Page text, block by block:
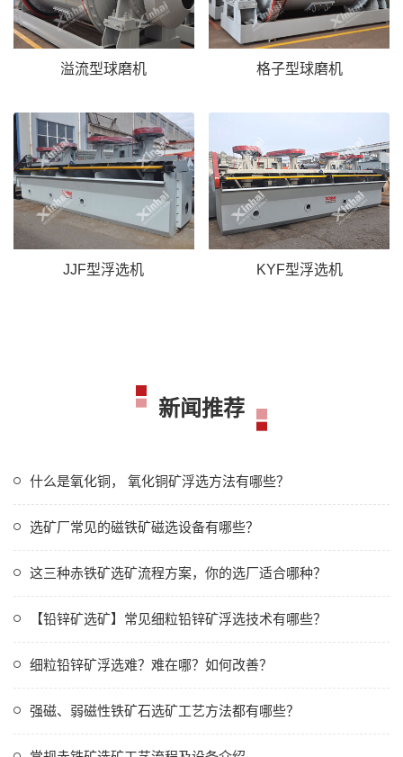
溢流型球磨机 格子型球磨机
JJF型浮选机 KYF型浮选机
新闻推荐
什么是氧化铜， 氧化铜矿浮选方法有哪些？
选矿厂常见的磁铁矿磁选设备有哪些？
这三种赤铁矿选矿流程方案，你的选厂适合哪种？
【铅锌矿选矿】常见细粒铅锌矿浮选技术有哪些？
细粒铅锌矿浮选难？难在哪？如何改善？
强磁、弱磁性铁矿石选矿工艺方法都有哪些？